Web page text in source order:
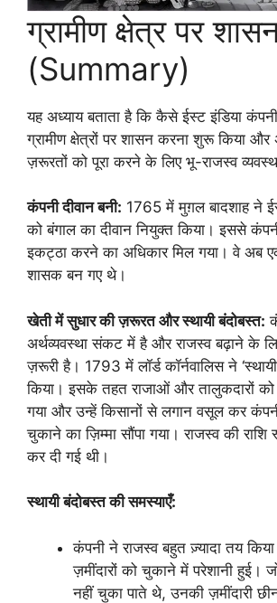
ग्रामीण क्षेत्र पर
(Summary)
यह अध्याय बताता है कि कैसे ईस्ट इंडिया
ग्रामीण क्षेत्रों पर शासन करना शुरू किया
ज़रूरतों को पूरा करने के लिए भू-राजस्व
कंपनी दीवान बनी: 1765 में मुग़ल बादशाह ने
को बंगाल का दीवान नियुक्त किया। इससे
इकट्ठा करने का अधिकार मिल गया। वे अब एक
शासक बन गए थे।
खेती में सुधार की ज़रूरत और स्थायी बंदोबस्त:
अर्थव्यवस्था संकट में है और राजस्व बढ़ाने के
ज़रूरी है। 1793 में लॉर्ड कॉर्नवालिस ने
किया। इसके तहत राजाओं और तालुकदारों को
गया और उन्हें किसानों से लगान वसूल कर
चुकाने का ज़िम्मा सौंपा गया। राजस्व की
कर दी गई थी।
स्थायी बंदोबस्त की समस्याएँ:
कंपनी ने राजस्व बहुत ज़्यादा तय
ज़मींदारों को चुकाने में परेशानी हुई।
नहीं चुका पाते थे, उनकी ज़मींदारी